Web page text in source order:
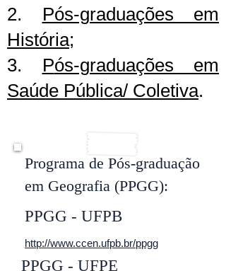
2. Pós-graduações em
História;
3. Pós-graduações em
Saúde Pública/ Coletiva.
Programa de Pós-graduação
em Geografia (PPGG):
PPGG - UFPB
http://www.ccen.ufpb.br/ppgg
PPGG - UFPE